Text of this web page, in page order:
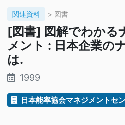
関連資料 > 図書
[図書] 図解でわかる
メント : 日本企業の
は.
1999
日本能率協会マネジメントセ